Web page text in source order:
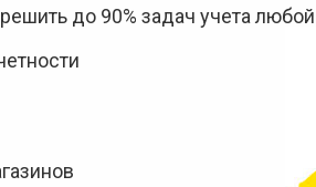
до 90% задач учета